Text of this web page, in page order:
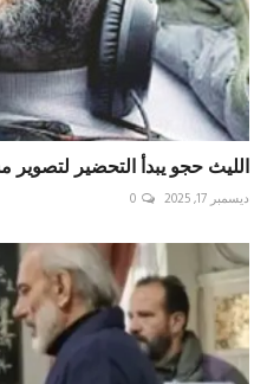
الليث حجو يبدأ التحضير
ديسمبر 17, 2025 0